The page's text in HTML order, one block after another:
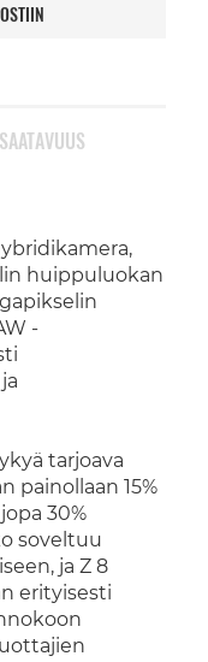
huippuluokan
-
tarjoava
painollaan 15%
30%
soveltuu
ja Z 8
erityisesti